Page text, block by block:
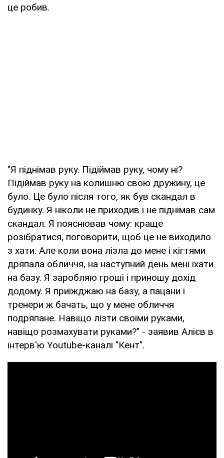
це робив.
"Я піднімав руку. Підіймав руку, чому ні?
Підіймав руку на колишню свою дружину, це
було. Це було після того, як був скандал в
будинку. Я ніколи не приходив і не піднімав сам
скандал. Я пояснював чому: краще
розібратися, поговорити, щоб це не виходило
з хати. Але коли вона лізла до мене і кігтями
дряпала обличчя, на наступний день мені їхати
на базу. Я заробляю гроші і приношу дохiд
додому. Я приїжджаю на базу, а пацани і
тренери ж бачать, що у мене обличчя
подряпане. Навіщо лізти своїми руками,
навіщо розмахувати руками?" - заявив Алієв в
інтерв'ю Youtube-каналі "Кент".